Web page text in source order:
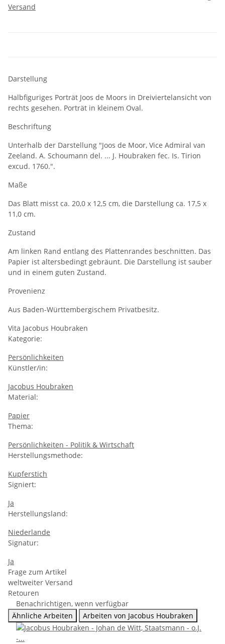
Versand
Darstellung
Halbfiguriges Porträt Joos de Moors in Dreiviertelansicht von
rechts gesehen. Porträt in kleinem Oval.
Beschriftung
Unterhalb der Darstellung "Joos de Moor, Vice Admiral van
Zeeland. A. Schoumann del. ... J. Houbraken fec. Is. Tirion
excud. 1760.".
Maße
Das Blatt misst ca. 20,0 x 12,5 cm, die Darstellung ca. 17,5 x
11,0 cm.
Zustand
Am linken Rand entlang des Plattenrandes beschnitten. Das
Papier ist altersbedingt gebräunt. Die Darstellung ist sauber
und in einem guten Zustand.
Provenienz
Aus Baden-Württembergischem Privatbesitz.
Vita Jacobus Houbraken
Kategorie:
Persönlichkeiten
Künstler/in:
Jacobus Houbraken
Material:
Papier
Thema:
Persönlichkeiten - Politik & Wirtschaft
Herstellungsmethode:
Kupferstich
Signiert:
Ja
Herstellungsland:
Niederlande
Signatur:
Ja
Frage zum Artikel
weltweiter Versand
Retouren
Benachrichtigen, wenn verfügbar
Ähnliche Arbeiten
Arbeiten von Jacobus Houbraken